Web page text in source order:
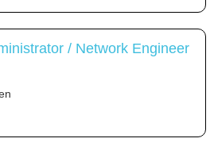
/ Network Engineer